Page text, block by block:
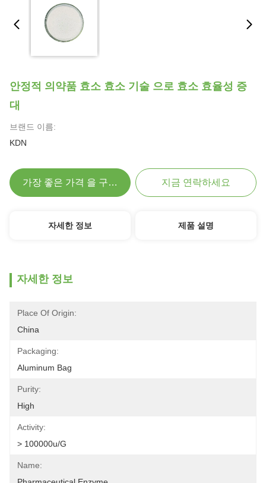
안정적 의약품 효소 효소 기술 으로 효소 효율성 증
대
브랜드 이름:
KDN
가장 좋은 가격 을 구하라 지금 연락하세요
자세한 정보 제품 설명
자세한 정보
Place Of Origin:
China
Packaging:
Aluminum Bag
Purity:
High
Activity:
> 100000u/g
Name: